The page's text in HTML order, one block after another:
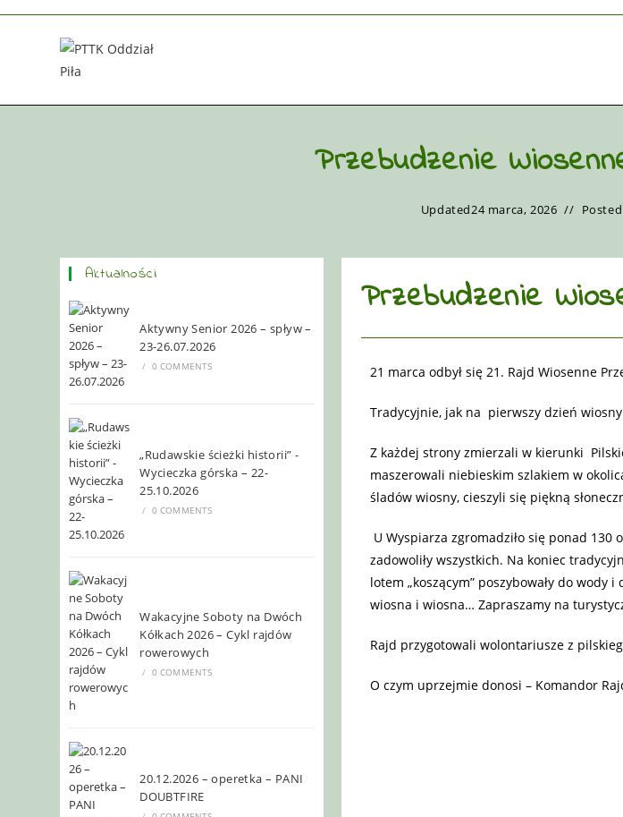
Przebudzenie
Updated24 marca, 2026
Przebudzenie
21 marca odbył się 21. Rajd Wiosenne
Tradycyjnie, jak na pierwszy dzień
Z każdej strony zmierzali w kierunki
maszerowali niebieskim szlakiem w
śladów wiosny, cieszyli się piękną
U Wyspiarza zgromadziło się ponad
zadowoliły wszystkich. Na koniec
lotem „koszącym” poszybowały do
wiosna i wiosna… Zapraszamy na
Rajd przygotowali wolontariusze z
O czym uprzejmie donosi – Komandor
Aktualności
Aktywny Senior 2026 – spływ –
23-26.07.2026
/ 0 COMMENTS
„Rudawskie ścieżki historii” -
Wycieczka górska – 22-
25.10.2026
/ 0 COMMENTS
Wakacyjne Soboty na Dwóch
Kółkach 2026 – Cykl rajdów
rowerowych
/ 0 COMMENTS
20.12.2026 – operetka – PANI
DOUBTFIRE